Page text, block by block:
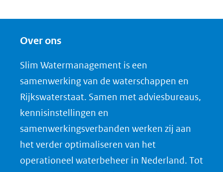
n
o
p
L
i
n
k
Over ons
Slim Watermanagement is een
samenwerking van de waterschappen en
Rijkswaterstaat. Samen met adviesbureaus,
kennisinstellingen en
samenwerkingsverbanden werken zij aan
het verder optimaliseren van het
operationeel waterbeheer in Nederland. Tot